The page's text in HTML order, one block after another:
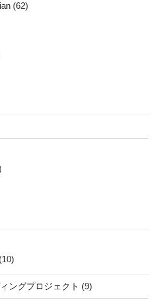
(62)
(10)
ングプロジェクト (9)